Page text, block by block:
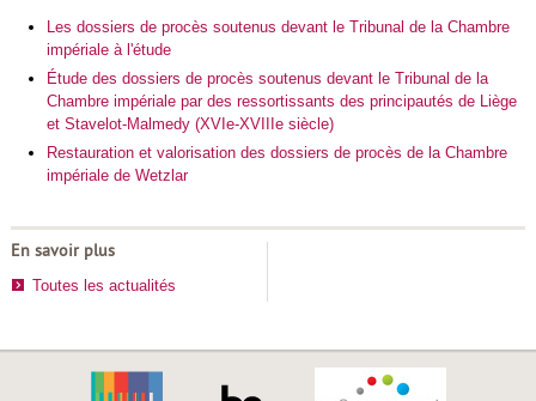
Les dossiers de procès soutenus devant le Tribunal de la Chambre
impériale à l'étude
Étude des dossiers de procès soutenus devant le Tribunal de la
Chambre impériale par des ressortissants des principautés de Liège
et Stavelot-Malmedy (XVIe-XVIIIe siècle)
Restauration et valorisation des dossiers de procès de la Chambre
impériale de Wetzlar
En savoir plus
Toutes les actualités